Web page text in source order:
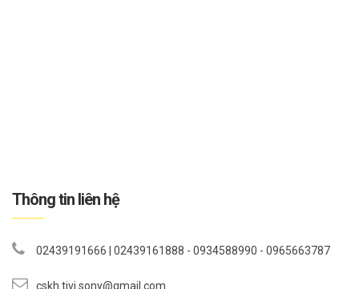
Thông tin liên hệ
02439191666 | 02439161888 - 0934588990 - 0965663787
cskh.tivi.sony@gmail.com